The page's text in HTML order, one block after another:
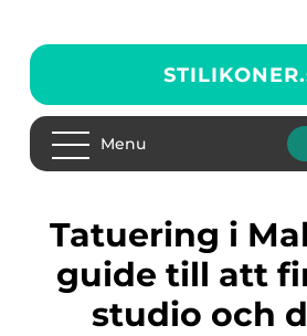
STILIKONER.
Menu
Tatuering i Malmö: Din
guide till att
studio och